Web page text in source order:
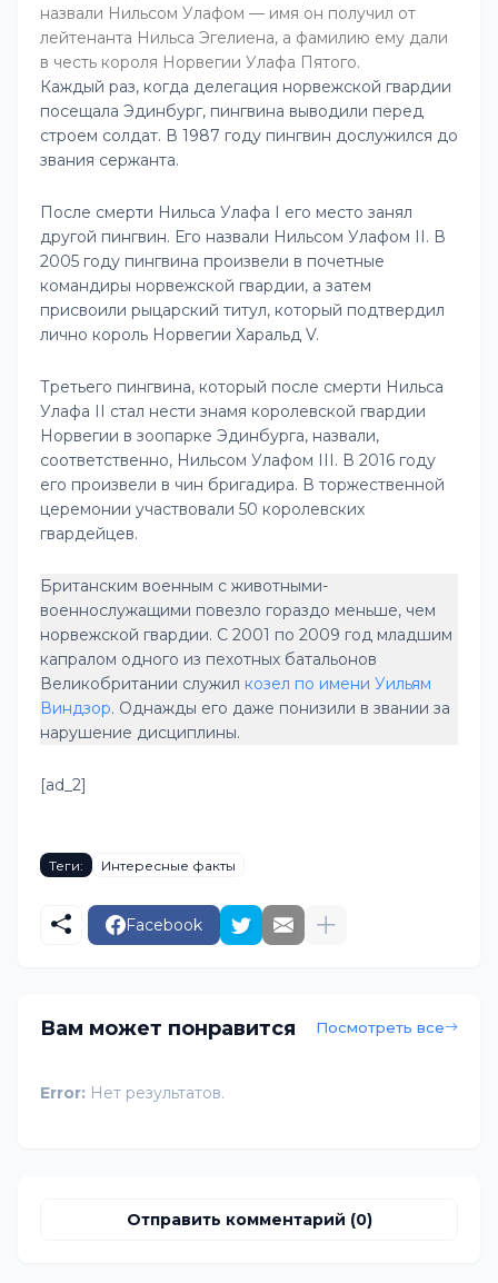
назвали Нильсом Улафом — имя он получил от
лейтенанта Нильса Эгелиена, а фамилию ему дали
в честь короля Норвегии Улафа Пятого.
Каждый раз, когда делегация норвежской гвардии
посещала Эдинбург, пингвина выводили перед
строем солдат. В 1987 году пингвин дослужился до
звания сержанта.
После смерти Нильса Улафа I его место занял
другой пингвин. Его назвали Нильсом Улафом II. В
2005 году пингвина произвели в почетные
командиры норвежской гвардии, а затем
присвоили рыцарский титул, который подтвердил
лично король Норвегии Харальд V.
Третьего пингвина, который после смерти Нильса
Улафа II стал нести знамя королевской гвардии
Норвегии в зоопарке Эдинбурга, назвали,
соответственно, Нильсом Улафом III. В 2016 году
его произвели в чин бригадира. В торжественной
церемонии участвовали 50 королевских
гвардейцев.
Британским военным с животными-
военнослужащими повезло гораздо меньше, чем
норвежской гвардии. С 2001 по 2009 год младшим
капралом одного из пехотных батальонов
Великобритании служил козел по имени Уильям
Виндзор. Однажды его даже понизили в звании за
нарушение дисциплины.
[ad_2]
Теги: Интересные факты
Facebook
Вам может понравится Посмотреть все
Error: Нет результатов.
Отправить комментарий (0)